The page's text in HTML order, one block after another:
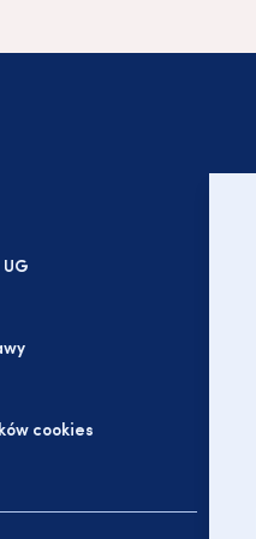
cookies